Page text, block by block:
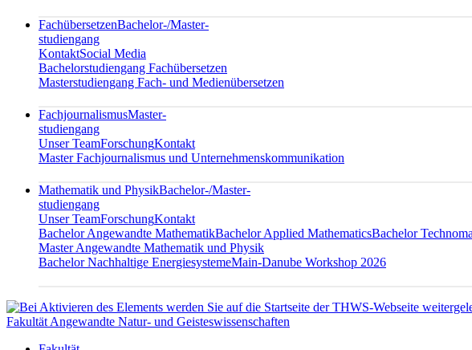
FachübersetzenBachelor-/Master-
studiengang
KontaktSocial Media
Bachelorstudiengang Fachübersetzen
Masterstudiengang Fach- und Medienübersetzen
FachjournalismusMaster-
studiengang
Unser TeamForschungKontakt
Master Fachjournalismus und Unternehmenskommunikation
Mathematik und PhysikBachelor-/Master-
studiengang
Unser TeamForschungKontakt
Bachelor Angewandte MathematikBachelor Applied MathematicsBachelor
Master Angewandte Mathematik und Physik
Bachelor Nachhaltige EnergiesystemeMain-Danube Workshop 2026
Fakultät Angewandte Natur- und Geisteswissenschaften